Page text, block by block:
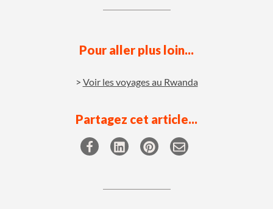
Pour aller plus loin...
Voir les voyages au Rwanda
Partagez cet article...